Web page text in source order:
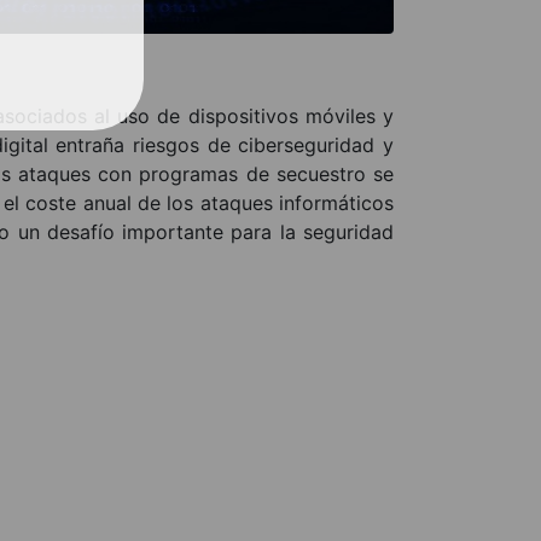
al uso de dispositivos móviles y
entraña riesgos de ciberseguridad y
ataques con programas de secuestro se
coste anual de los ataques informáticos
un desafío importante para la seguridad